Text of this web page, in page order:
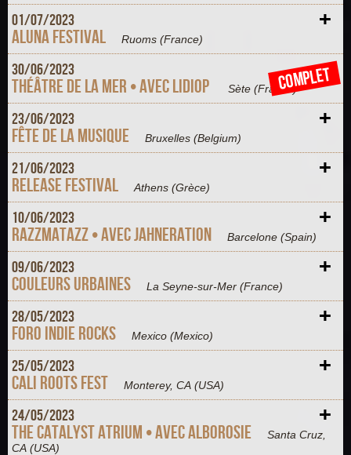
01/07/2023
Aluna Festival Ruoms (France) +
30/06/2023
Théâtre de la Mer • Avec Lidiop Sète (France) +
COMPLET
23/06/2023
Fête de la musique Bruxelles (Belgium) +
21/06/2023
Release Festival Athens (Grèce) +
10/06/2023
RAZZMATAZZ • Avec Jahneration Barcelone (Spain) +
09/06/2023
Couleurs Urbaines La Seyne-sur-Mer (France) +
28/05/2023
Foro Indie Rocks Mexico (Mexico) +
25/05/2023
Cali Roots Fest Monterey, CA (USA) +
24/05/2023
The Catalyst Atrium • Avec Alborosie
Santa Cruz,
CA (USA)
+